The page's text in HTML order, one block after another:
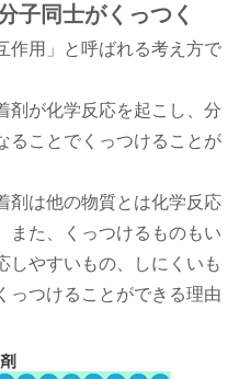
子同士がくっつく
作用」と呼ばれる考え方で
剤が化学反応を起こし、分
ることでくっつけることが
剤は他の物質とは化学反応
また、くっつけるものもい
しやすいもの、しにくいも
っつけることができる理由